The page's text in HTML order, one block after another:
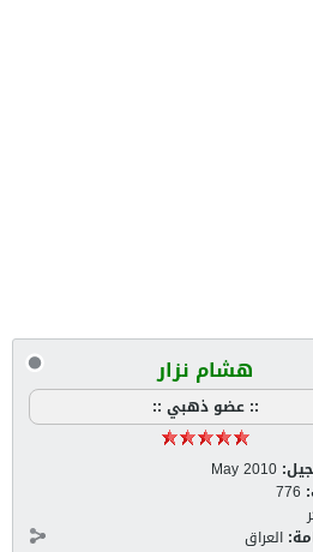
هشام نزار
:: عضو ذهبي ::
May 2010
776
العراق